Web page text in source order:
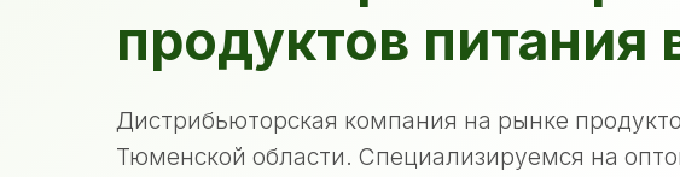
продуктов
Дистрибьюторская компания на рынке
Тюменской области. Специализируемся на